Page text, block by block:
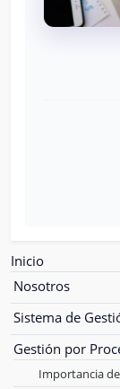
Inicio
Nosotros
Sistema de
Gestión por
Importancia